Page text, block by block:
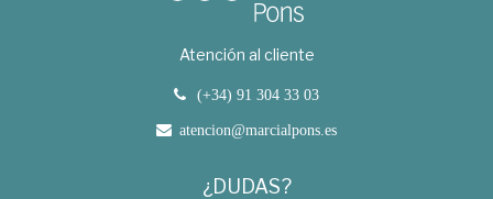
Atención al cliente
(+34) 91 304 33 03
atencion@marcialpons.es
¿DUDAS?